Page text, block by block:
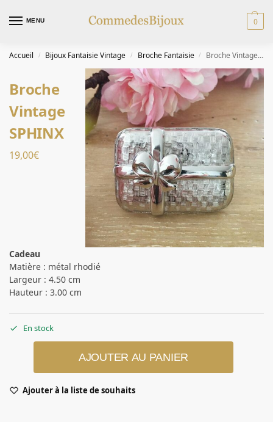
MENU 0
Accueil / Bijoux Fantaisie Vintage / Broche Fantaisie / Broche Vintage SPHINX
Broche
Vintage
SPHINX
19,00€
Cadeau
Matière : métal rhodié
Largeur : 4.50 cm
Hauteur : 3.00 cm
En stock
AJOUTER AU PANIER
Ajouter à la liste de souhaits